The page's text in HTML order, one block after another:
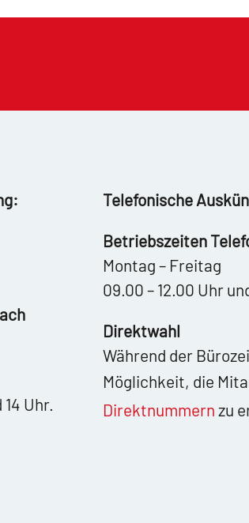
Uhr.
Telefonische
Betriebszeiten
Montag – Freitag
09.00 – 12.00 Uhr
Direktwahl
Während der
Möglichkeit, die
Direktnummern zu